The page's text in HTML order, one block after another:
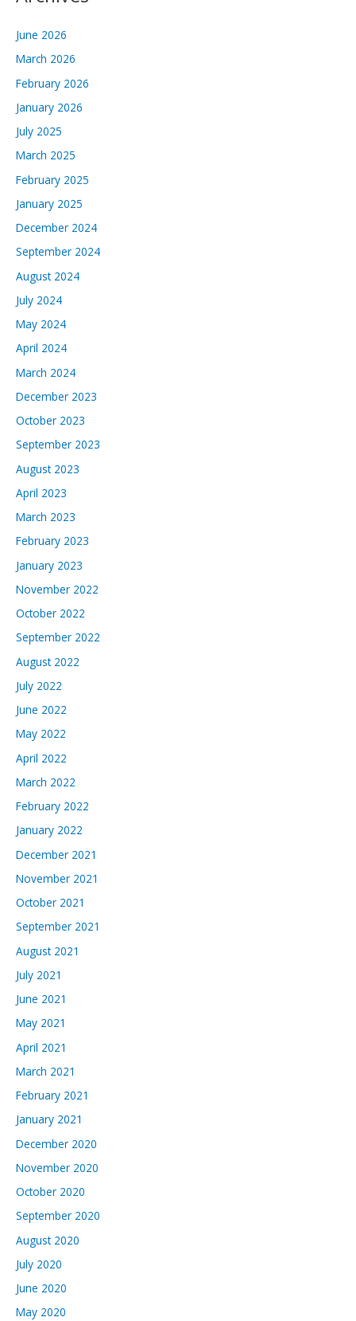
June 2026
March 2026
February 2026
January 2026
July 2025
March 2025
February 2025
January 2025
December 2024
September 2024
August 2024
July 2024
May 2024
April 2024
March 2024
December 2023
October 2023
September 2023
August 2023
April 2023
March 2023
February 2023
January 2023
November 2022
October 2022
September 2022
August 2022
July 2022
June 2022
May 2022
April 2022
March 2022
February 2022
January 2022
December 2021
November 2021
October 2021
September 2021
August 2021
July 2021
June 2021
May 2021
April 2021
March 2021
February 2021
January 2021
December 2020
November 2020
October 2020
September 2020
August 2020
July 2020
June 2020
May 2020